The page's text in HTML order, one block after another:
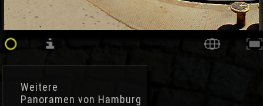
Weitere
Panoramen von Hamburg